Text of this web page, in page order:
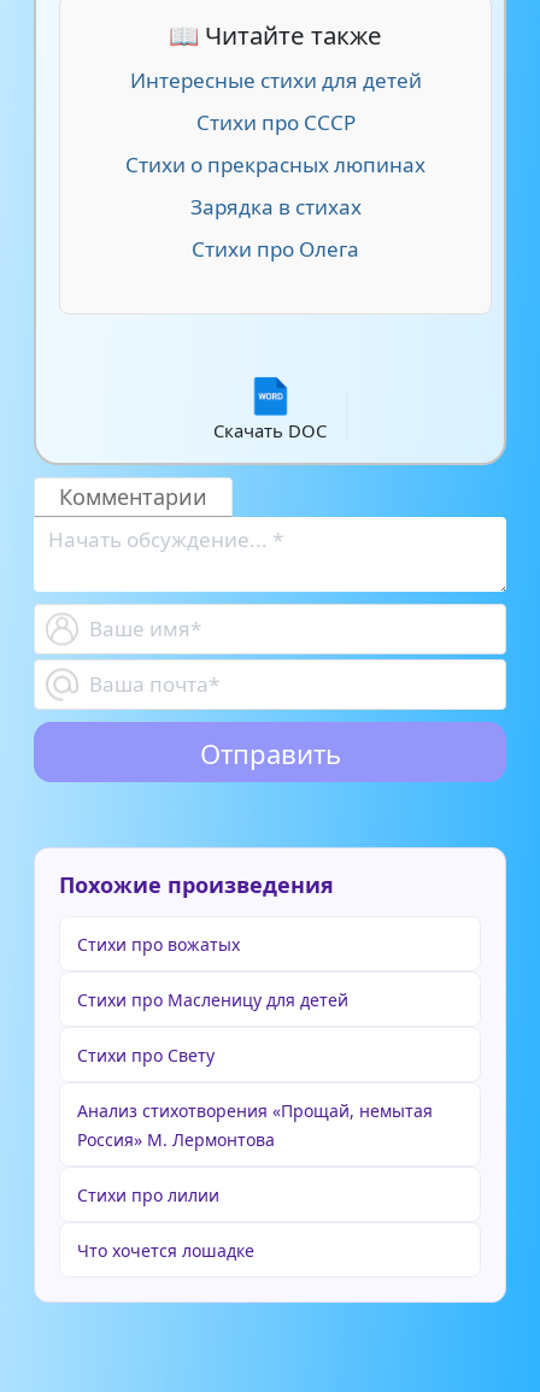
📖 Читайте также
Интересные стихи для детей
Стихи про СССР
Стихи о прекрасных люпинах
Зарядка в стихах
Стихи про Олега
Скачать DOC
Комментарии
Похожие произведения
Стихи про вожатых
Стихи про Масленицу для детей
Стихи про Свету
Анализ стихотворения «Прощай, немытая
Россия» М. Лермонтова
Стихи про лилии
Что хочется лошадке